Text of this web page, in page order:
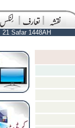
21 Safar 1448AH